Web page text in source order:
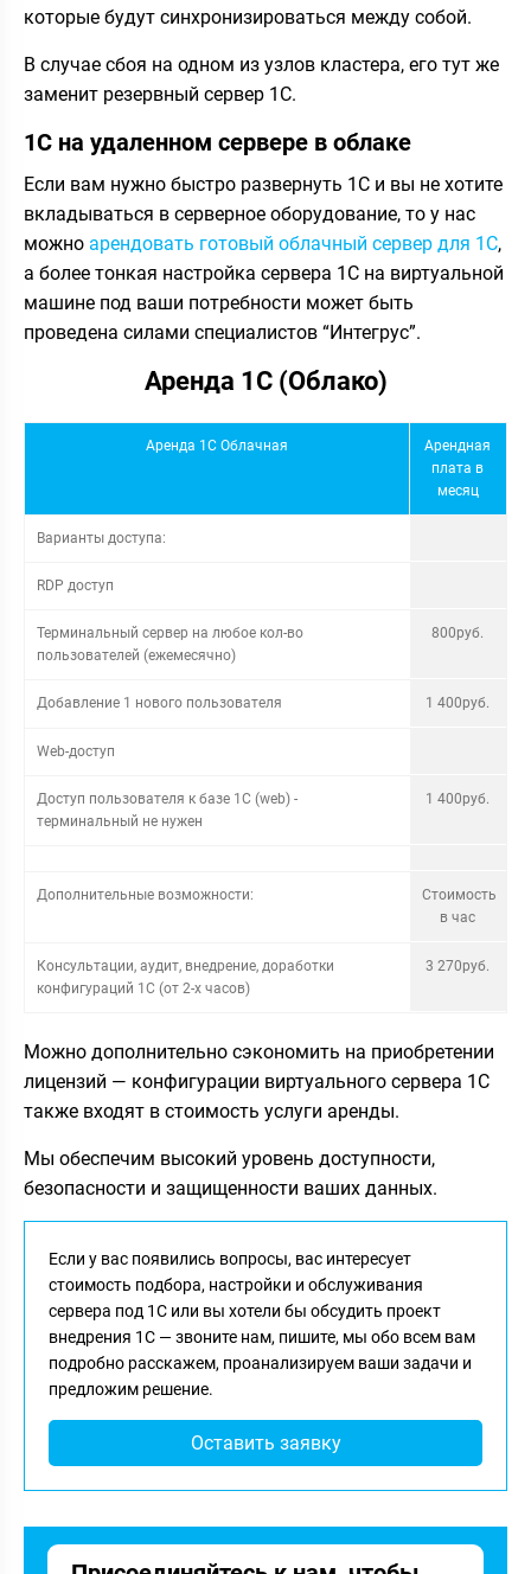
которые будут синхронизироваться между собой.
В случае сбоя на одном из узлов кластера, его тут же
заменит резервный сервер 1С.
1С на удаленном сервере в облаке
Если вам нужно быстро развернуть 1С и вы не хотите
вкладываться в серверное оборудование, то у нас
можно арендовать готовый облачный сервер для 1С,
а более тонкая настройка сервера 1С на виртуальной
машине под ваши потребности может быть
проведена силами специалистов “Интегрус”.
Аренда 1С (Облако)
Аренда 1С Облачная
Арендная
плата в
месяц
Варианты доступа:
RDP доступ
Терминальный сервер на любое кол-во
пользователей (ежемесячно)
800руб.
Добавление 1 нового пользователя 1 400руб.
Web-доступ
Доступ пользователя к базе 1С (web) -
терминальный не нужен
1 400руб.
Дополнительные возможности:
Стоимость
в час
Консультации, аудит, внедрение, доработки
конфигураций 1С (от 2-х часов)
3 270руб.
Можно дополнительно сэкономить на приобретении
лицензий — конфигурации виртуального сервера 1С
также входят в стоимость услуги аренды.
Мы обеспечим высокий уровень доступности,
безопасности и защищенности ваших данных.
Если у вас появились вопросы, вас интересует
стоимость подбора, настройки и обслуживания
сервера под 1С или вы хотели бы обсудить проект
внедрения 1С — звоните нам, пишите, мы обо всем вам
подробно расскажем, проанализируем ваши задачи и
предложим решение.
Оставить заявку